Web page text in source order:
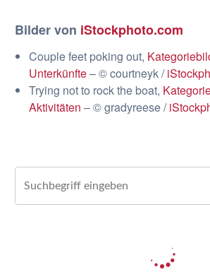
Bilder von iStockphoto.com
Couple feet poking out,
Unterkünfte– © courtneyk /
Trying not to rock the boat,
Aktivitäten – © gradyreese /